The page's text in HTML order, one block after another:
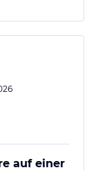
hat
und
auf einer